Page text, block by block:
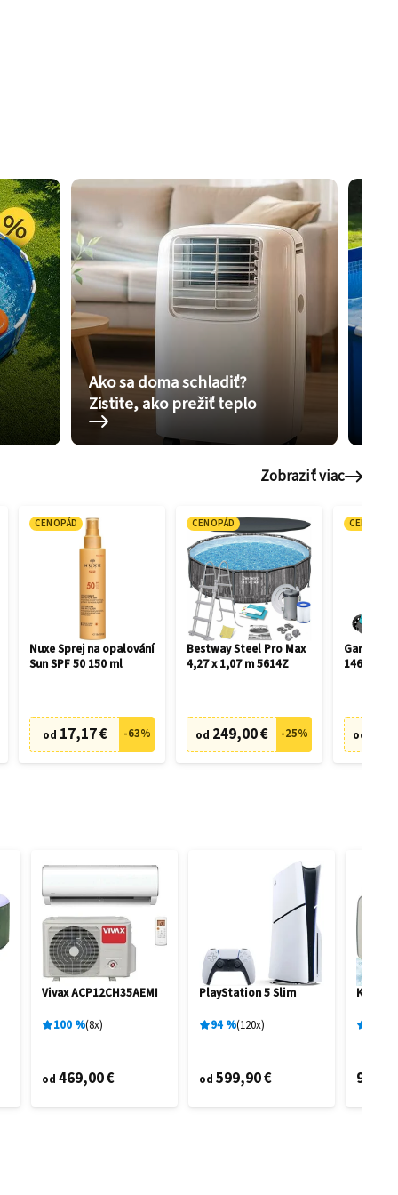
Ako sa doma schladiť?
Zistite, ako prežiť teplo
Zobraziť viac
CENOPÁD
Nuxe Sprej na opalování
Sun SPF 50 150 ml
od 17,17 € -63%
CENOPÁD
Bestway Steel Pro Max
4,27 x 1,07 m 5614Z
od 249,00 € -25%
CENOPÁD
Gardena
14630-55
od
Vivax ACP12CH35AEMI
100 % 8x
od 469,00 €
PlayStation 5 Slim
94% 120x
od 599,90 €
KIK
9,95 €